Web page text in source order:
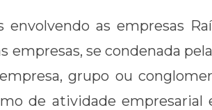
as empresas
empresas, se condenada
grupo ou
de atividade empresarial